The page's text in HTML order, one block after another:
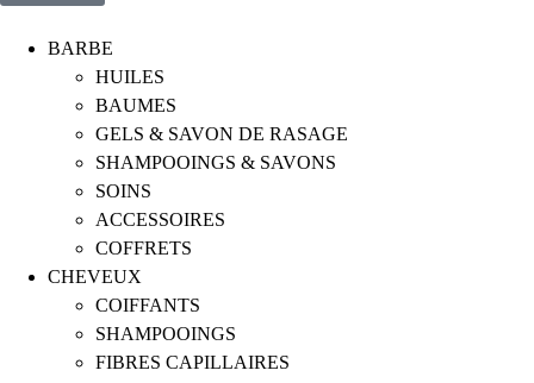
BARBE
HUILES
BAUMES
GELS & SAVON DE RASAGE
SHAMPOOINGS & SAVONS
SOINS
ACCESSOIRES
COFFRETS
CHEVEUX
COIFFANTS
SHAMPOOINGS
FIBRES CAPILLAIRES